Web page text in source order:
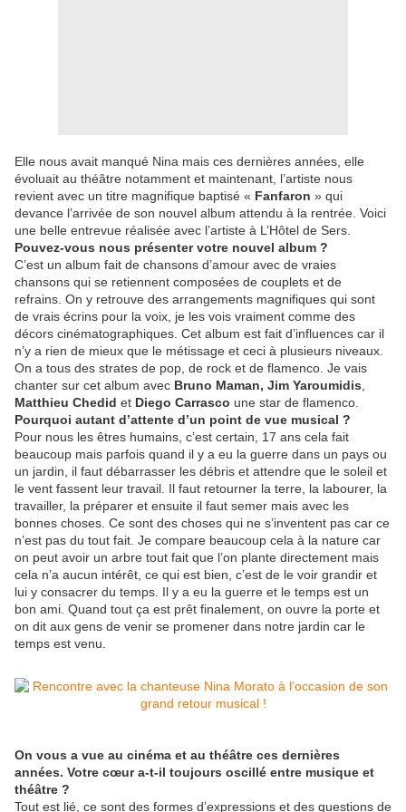
Elle nous avait manqué Nina mais ces dernières années, elle
évoluait au théâtre notamment et maintenant, l’artiste nous
revient avec un titre magnifique baptisé « Fanfaron » qui
devance l’arrivée de son nouvel album attendu à la rentrée. Voici
une belle entrevue réalisée avec l’artiste à L’Hôtel de Sers.
Pouvez-vous nous présenter votre nouvel album ?
C’est un album fait de chansons d’amour avec de vraies
chansons qui se retiennent composées de couplets et de
refrains. On y retrouve des arrangements magnifiques qui sont
de vrais écrins pour la voix, je les vois vraiment comme des
décors cinématographiques. Cet album est fait d’influences car il
n’y a rien de mieux que le métissage et ceci à plusieurs niveaux.
On a tous des strates de pop, de rock et de flamenco. Je vais
chanter sur cet album avec Bruno Maman, Jim Yaroumidis
Matthieu Chedid et Diego Carrasco une star de flamenco.
Pourquoi autant d’attente d’un point de vue musical ?
Pour nous les êtres humains, c’est certain, 17 ans cela fait
beaucoup mais parfois quand il y a eu la guerre dans un pays ou
un jardin, il faut débarrasser les débris et attendre que le soleil et
le vent fassent leur travail. Il faut retourner la terre, la labourer, la
travailler, la préparer et ensuite il faut semer mais avec les
bonnes choses. Ce sont des choses qui ne s’inventent pas car ce
n’est pas du tout fait. Je compare beaucoup cela à la nature car
on peut avoir un arbre tout fait que l’on plante directement mais
cela n’a aucun intérêt, ce qui est bien, c’est de le voir grandir et
lui y consacrer du temps. Il y a eu la guerre et le temps est un
bon ami. Quand tout ça est prêt finalement, on ouvre la porte et
on dit aux gens de venir se promener dans notre jardin car le
temps est venu.
On vous a vue au cinéma et au théâtre ces dernières
années. Votre cœur a-t-il toujours oscillé entre musique et
théâtre ?
Tout est lié, ce sont des formes d’expressions et des questions de